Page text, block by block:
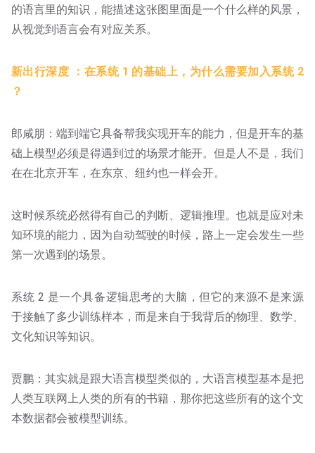
的语言里的知识，能描述这张图里面是一个什么样的风景，
从视觉到语言会有对应关系。
新出行深度 ：在系统 1 的基础上，为什么需要加入系统 2
？
郎咸朋：端到端它具备帮我实现开车的能力，但是开车的基
础上模型必须是得遇到过的场景才能开。但是人不是，我们
在在北京开车，在东京、纽约也一样会开。
这时候系统必然得有自己的判断、逻辑推理。也就是应对未
知环境的能力，因为自动驾驶的时候，路上一定会发生一些
第一次遇到的场景。
系统 2 是一个具备逻辑思考的大脑，但它的来源不是来源
于接触了多少训练样本，而是来自于我背后的物理、数学、
文化知识等知识。
贾鹏：其实就是跟大语言模型类似的，大语言模型基本是把
人类互联网上人类的所有的书籍，那你把这些所有的这个文
本数据都会被模型训练。